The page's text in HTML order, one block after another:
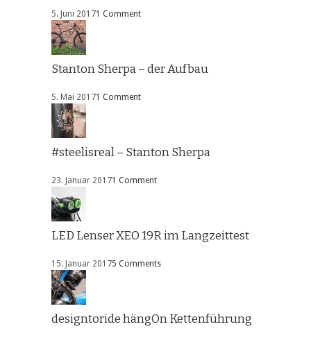
5. Juni 20171 Comment
Stanton Sherpa – der Aufbau
5. Mai 20171 Comment
#steelisreal – Stanton Sherpa
23. Januar 20171 Comment
LED Lenser XEO 19R im Langzeittest
15. Januar 20175 Comments
designtoride hängOn Kettenführung